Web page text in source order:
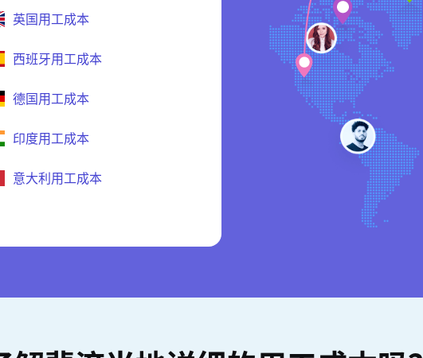
英国用工成本
西班牙用工成本
德国用工成本
印度用工成本
意大利用工成本